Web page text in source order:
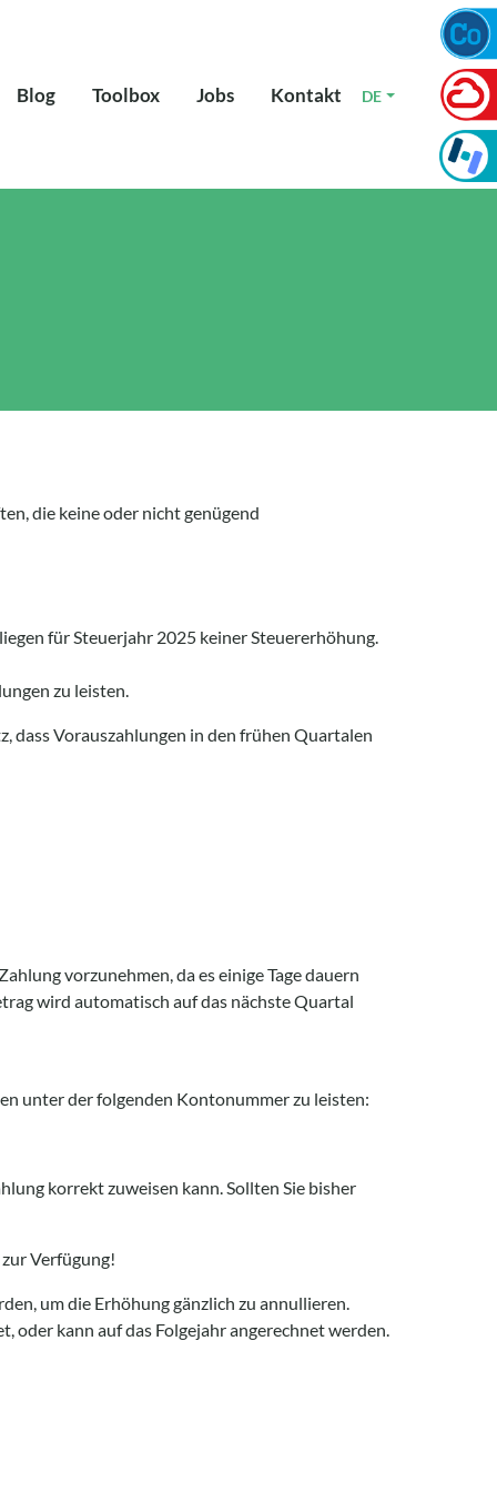
Blog Toolbox Jobs Kontakt DE
die keine oder nicht genügend
für Steuerjahr 2025 keiner Steuererhöhung.
zu leisten.
dass Vorauszahlungen in den frühen Quartalen
vorzunehmen, da es einige Tage dauern
wird automatisch auf das nächste Quartal
unter der folgenden Kontonummer zu leisten:
korrekt zuweisen kann. Sollten Sie bisher
Verfügung!
um die Erhöhung gänzlich zu annullieren.
oder kann auf das Folgejahr angerechnet werden.